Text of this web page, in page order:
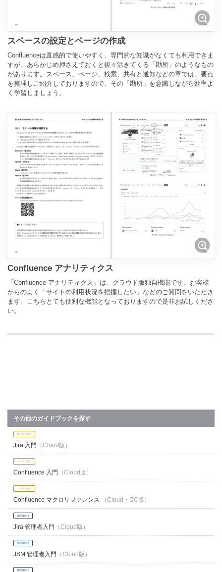
スペースの設定とページの作成
Confluenceは直感的で使いやすく、専門的な知識がなくても利用できま
すが、あらかじめ押さえておくと後々活きてくる「勘所」のようなもの
があります。スペース、ページ、検索、共有と通知などの章では、要点
を整理しご紹介しておりますので、その「勘所」を意識しながら効率よ
く学習しましょう。
Confluence アナリティクス
「Confluence アナリティクス」は、クラウド版独自機能です。お客様
からのよく「サイトの利用状況を把握したい」などのご質問をいただき
ます。こちらとても便利な機能となっておりますので是非お試しくださ
い。
その他のガイドブックを探す
ユーザー向け
Jira 入門 （Cloud版）
ユーザー向け
Confluence 入門 （Cloud版）
ユーザー向け
Confluence マクロリファレンス （Cloud・DC版）
管理者向け
Jira 管理者入門 （Cloud版）
管理者向け
JSM 管理者入門 （Cloud版）
管理者向け